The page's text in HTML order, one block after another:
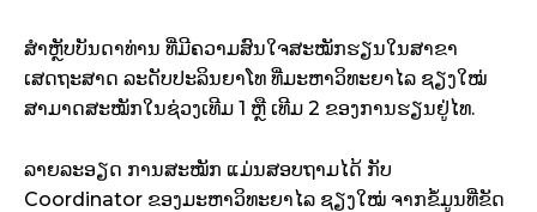
ສໍາຫຼັບບັນດາທ່ານ ທີ່ມີຄວາມສົນໃຈສະໝັກຮຽນໃນສາຂາ
ເສດຖະສາດ ລະດັບປະລິນຍາໂທ ທີ່ມະຫາວິທະຍາໄລ ຊຽງໃໝ່
ສາມາດສະໝັກໃນຊ່ວງເທີມ 1 ຫຼື ເທີມ 2 ຂອງການຮຽນຢູ່ໄທ.
ລາຍລະອຽດ ການສະໝັກ ແມ່ນສອບຖາມໄດ້ ກັບ
Coordinator ຂອງມະຫາວິທະຍາໄລ ຊຽງໃໝ່ ຈາກຂໍ້ມູນທີ່ຂັດ